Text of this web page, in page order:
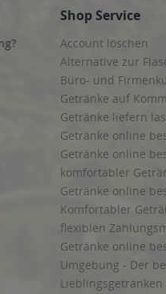
Shop Service
Account löschen
Alternative zur
Büro- und
Getränke auf
Getränke liefern
Getränke online
Getränke online
komfortabler
Getränke online
Komfortabler
flexiblen
Getränke online
Umgebung - Der
Lieblingsgetränken